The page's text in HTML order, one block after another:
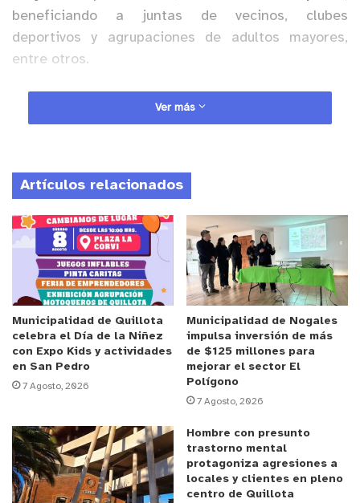
beneficiando a juntas de vecinos, clubes
deportivos y agrupaciones de adultos mayores,
entre otros.
Anuncio Patrocinado
Entre los proyectos destacados se encuentra la
del Club Deportivo Riquelme, orientada al
desarrollo deportivo infantil y juvenil, con un
financiamiento de $7,4 millones. En el ámbito de
la salud, elVoluntariado del Cáncer de La Cruz
ejecutará la iniciativa
“Juntos por la Salud:
Prevención del VPH y sus consecuencias”, con un
monto cercano a los $8 millones.
La seguridad vecinal concentró la mayoría de las
propuestas seleccionadas, con proyectos de
iluminación, sistemas de seguridad comunitaria y
organización barrial en sectores como
Pocochay, Manuel Rodríguez, Los Floristas, Los
Laureles, Los Ilustres, Don Bosco y condominios
como Rucatrapial, La Foresta y Campo Grande
cada uno con financiamientos que bordean los $8
Ver más
Artículos relacionados
Municipalidad de Quillota
celebra el Día de la Niñez
con Expo Kids y actividades
en San Pedro
7 Agosto, 2026
Municipalidad de Nogales
impulsa inversión de más
de $125 millones para
mejorar el sector El
Polígono
7 Agosto, 2026
Hombre con presunto
trastorno mental
protagoniza agresiones a
locales y clientes en pleno
centro de Quillota